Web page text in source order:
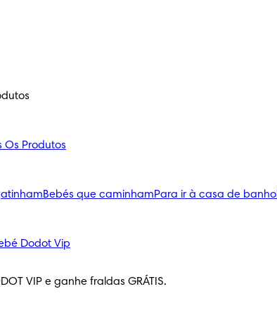
Os Produtos
Bebés que caminhamPara ir à casa de banho
Dodot Vip
VIP e ganhe fraldas GRÁTIS.